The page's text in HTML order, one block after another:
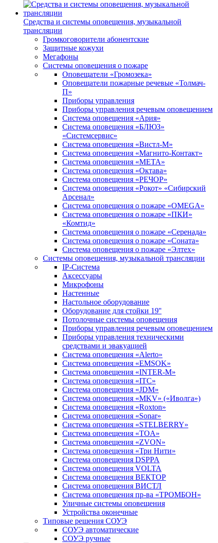
Средства и системы оповещения, музыкальной
трансляции
Громкоговорители абонентские
Защитные кожухи
Мегафоны
Системы оповещения о пожаре
Оповещатели «Громозека»
Оповещатели пожарные речевые «Толмач-
П»
Приборы управления
Приборы управления речевым оповещением
Система оповещения «Ария»
Система оповещения «БЛЮЗ»
«Системсервис»
Система оповещения «Вистл-М»
Система оповещения «Магнито-Контакт»
Система оповещения «МЕТА»
Система оповещения «Октава»
Система оповещения «РЕЧОР»
Система оповещения «Рокот» «Сибирский
Арсенал»
Система оповещения о пожаре «OMEGA»
Система оповещения о пожаре «ПКИ»
«Комтид»
Система оповещения о пожаре «Серенада»
Система оповещения о пожаре «Соната»
Система оповещения о пожаре «Элтех»
Системы оповещения, музыкальной трансляции
IP-Система
Аксессуары
Микрофоны
Настенные
Настольное оборудование
Оборудование для стойки 19''
Потолочные системы оповещения
Приборы управления речевым оповещением
Приборы управления техническими
средствами и эвакуацией
Система оповещения «Alerto»
Система оповещения «EMSOK»
Система оповещения «INTER-M»
Система оповещения «ITC»
Система оповещения «JDM»
Система оповещения «MKV» («Иволга»)
Система оповещения «Roxton»
Система оповещения «Sonar»
Система оповещения «STELBERRY»
Система оповещения «TOA»
Система оповещения «ZVON»
Система оповещения «Три Нити»
Система оповещения DSPPA
Система оповещения VOLTA
Система оповещения ВЕКТОР
Система оповещения ВИСТЛ
Система оповещения пр-ва «ТРОМБОН»
Уличные системы оповещения
Устройства оконечные
Типовые решения СОУЭ
СОУЭ автоматические
СОУЭ ручные